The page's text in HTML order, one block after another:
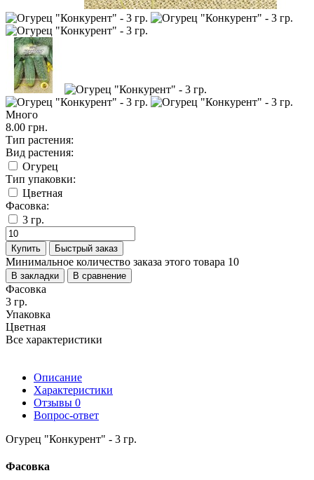
Много
8.00 грн.
Тип растения:
Вид растения:
Огурец
Тип упаковки:
Цветная
Фасовка:
3 гр.
Купить Быстрый заказ
Минимальное количество заказа этого товара 10
В закладки В сравнение
Фасовка
3 гр.
Упаковка
Цветная
Все характеристики
Описание
Характеристики
Отзывы 0
Вопрос-ответ
Огурец "Конкурент" - 3 гр.
Фасовка